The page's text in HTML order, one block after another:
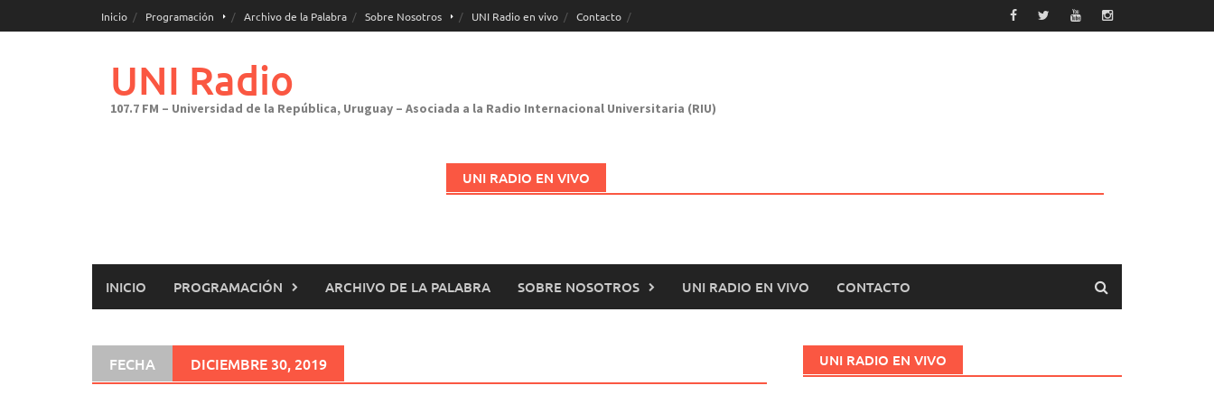
al
Inicio Programación Archivo de la Palabra Sobre Nosotros UNI Radio en vivo Contacto
UNI Radio
107.7 FM – Universidad de la República, Uruguay – Asociada a la Radio Internacional Universitaria (RIU)
UNI RADIO EN VIVO
INICIO PROGRAMACIÓN ARCHIVO DE LA PALABRA SOBRE NOSOTROS UNI RADIO EN VIVO CONTACTO
FECHA DICIEMBRE 30, 2019 UNI RADIO EN VIVO